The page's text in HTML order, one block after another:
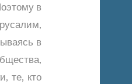
в
в
те, кто